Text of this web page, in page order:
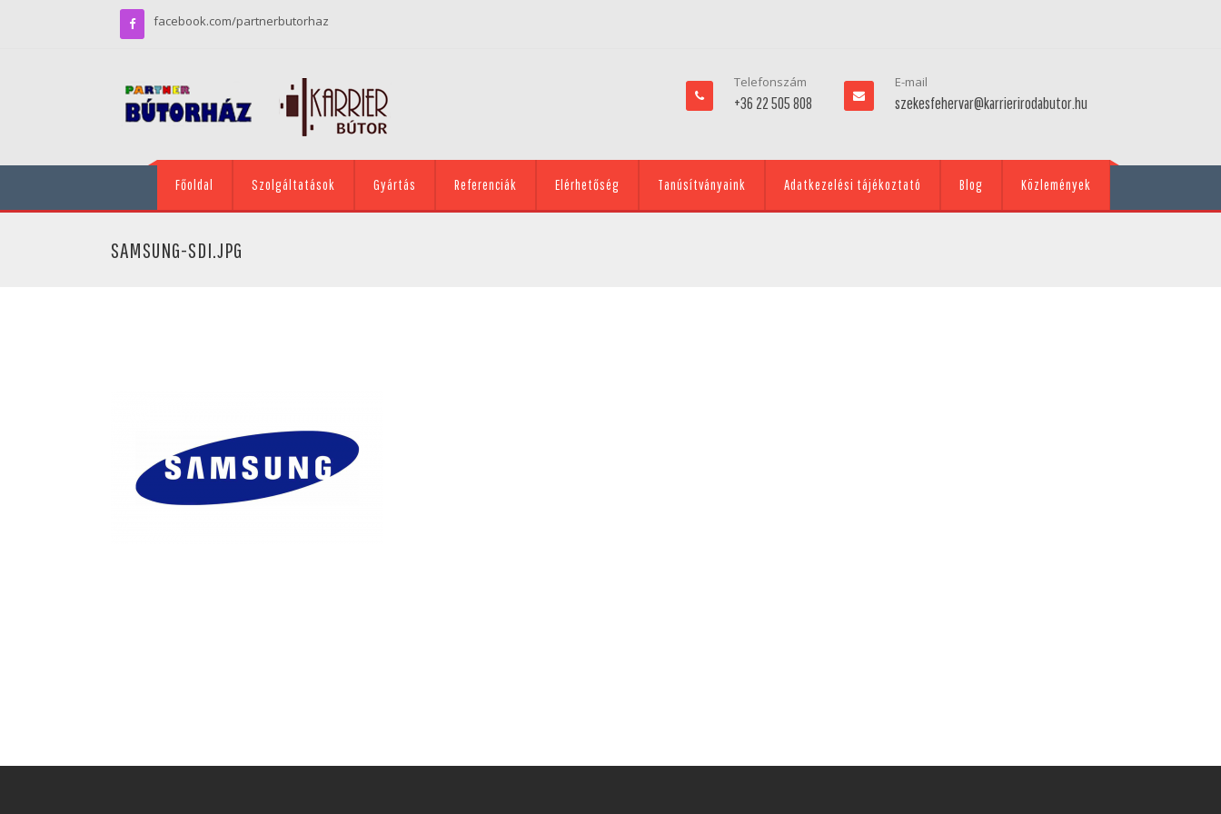
facebook.com/partnerbutorhaz
Telefonszám
+36 22 505 808
E-mail
szekesfehervar@karrierirodabutor.hu
Főoldal Szolgáltatások Gyártás Referenciák Elérhetőség Tanúsítványaink Adatkezelési tájékoztató Blog Közlemények
SAMSUNG-SDI.JPG